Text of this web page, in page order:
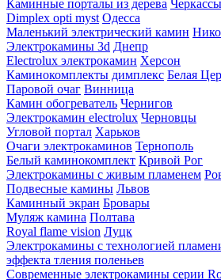
Каминные порталы из дерева Черкассы
Dimplex opti myst Одесса
Маленький электрический камин
Электрокамины 3d Днепр
Electrolux электрокамин Херсон
Каминокомплекты димплекс Белая
Паровой очаг Винница
Камин обогреватель Чернигов
Электрокамин electrolux Черновцы
Угловой портал Харьков
Очаги электрокаминов Тернополь
Белый каминокомплект Кривой Рог
Электрокамины с живым пламенем
Подвесные камины Львов
Каминный экран Бровары
Муляж камина Полтава
Royal flame vision Луцк
Электрокамины с технологией
эффекта тления поленьев
Современные электрокамины серии